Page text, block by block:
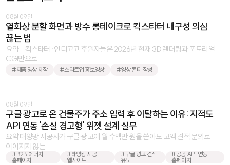
08월 09일
열화상 분할 화면과 방수 롱테이크로 킥스타터 내구성 의심
끊는 법
요약 - 킥스타터·인디고고 후원자들은 2026년 현재 3D 렌더링과 포토리얼
CGI만으로 ...
#제품 영상 제작 #스타트업 홍보영상 #영상 콘티 작성
08월 09일
구글 광고로 온 건물주가 주소 입력 후 이탈하는 이유: 지적도
API 연동 '손실 경고형' 위젯 설계 실무
요약 태양광 시공사가 구글 광고에 월 수백만 원을 쏟아도 고액 견적 문의로
이어지지 않는 ...
#B2B 에너지
홈페이지
#태양광 시공
웹사이트
#구글 광고 견적
유도
#공공 API 연동
홈페이지